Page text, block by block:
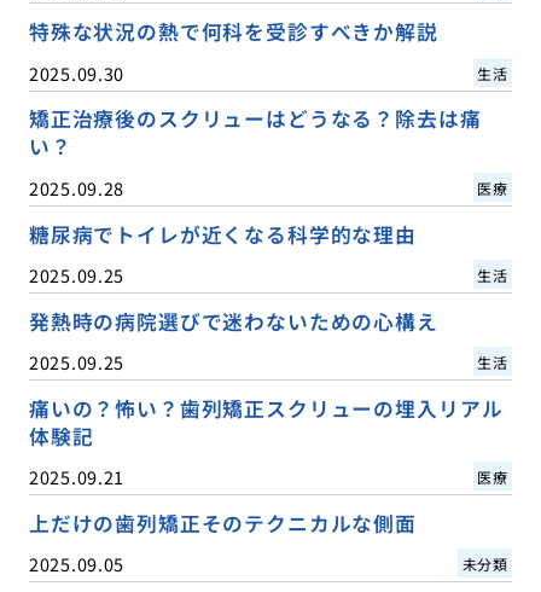
特殊な状況の熱で何科を受診すべきか解説
2025.09.30 生活
矯正治療後のスクリューはどうなる？除去は痛
い？
2025.09.28 医療
糖尿病でトイレが近くなる科学的な理由
2025.09.25 生活
発熱時の病院選びで迷わないための心構え
2025.09.25 生活
痛いの？怖い？歯列矯正スクリューの埋入リアル
体験記
2025.09.21 医療
上だけの歯列矯正そのテクニカルな側面
2025.09.05 未分類